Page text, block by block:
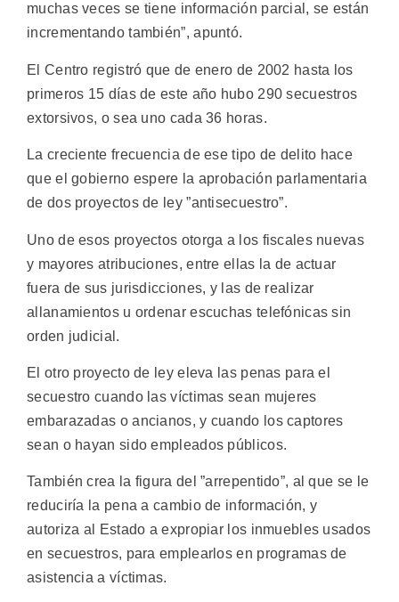
muchas veces se tiene información parcial, se están
incrementando también”, apuntó.
El Centro registró que de enero de 2002 hasta los
primeros 15 días de este año hubo 290 secuestros
extorsivos, o sea uno cada 36 horas.
La creciente frecuencia de ese tipo de delito hace
que el gobierno espere la aprobación parlamentaria
de dos proyectos de ley ”antisecuestro”.
Uno de esos proyectos otorga a los fiscales nuevas
y mayores atribuciones, entre ellas la de actuar
fuera de sus jurisdicciones, y las de realizar
allanamientos u ordenar escuchas telefónicas sin
orden judicial.
El otro proyecto de ley eleva las penas para el
secuestro cuando las víctimas sean mujeres
embarazadas o ancianos, y cuando los captores
sean o hayan sido empleados públicos.
También crea la figura del ”arrepentido”, al que se le
reduciría la pena a cambio de información, y
autoriza al Estado a expropiar los inmuebles usados
en secuestros, para emplearlos en programas de
asistencia a víctimas.